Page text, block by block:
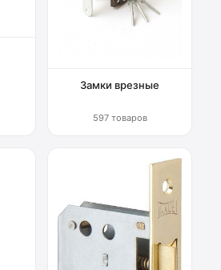
Замки врезные
597 товаров